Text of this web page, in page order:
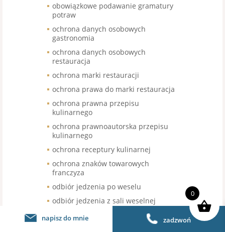
obowiązkowe podawanie gramatury
potraw
ochrona danych osobowych
gastronomia
ochrona danych osobowych
restauracja
ochrona marki restauracji
ochrona prawa do marki restauracja
ochrona prawna przepisu
kulinarnego
ochrona prawnoautorska przepisu
kulinarnego
ochrona receptury kulinarnej
ochrona znaków towarowych
franczyza
odbiór jedzenia po weselu
odbiór jedzenia z sali weselnej
odbiór nieskonsumowanego jedzenia
po weselu
napisz do mnie zadzwoń
0